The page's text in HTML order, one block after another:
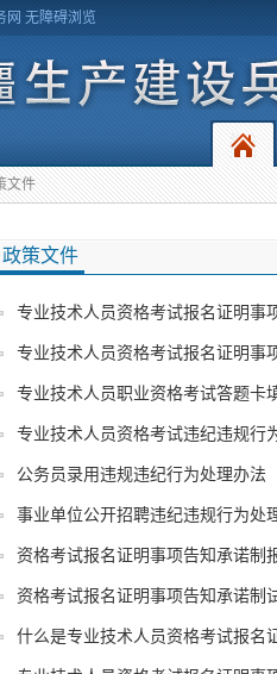
网 无障碍浏览
文件
政策文件
专业技术人员资格考试报名证明事
专业技术人员资格考试报名证明事
专业技术人员职业资格考试答题卡
专业技术人员资格考试违纪违规行
公务员录用违规违纪行为处理办法
事业单位公开招聘违纪违规行为处
资格考试报名证明事项告知承诺制
资格考试报名证明事项告知承诺制
什么是专业技术人员资格考试报名